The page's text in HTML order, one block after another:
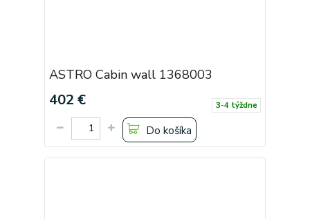
ASTRO Cabin wall 1368003
402 € 3-4 týždne
Do košíka